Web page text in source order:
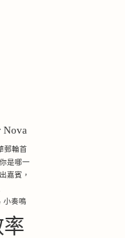
Nova
郵輪首
你是哪一
嘉賓，
小奏鳴